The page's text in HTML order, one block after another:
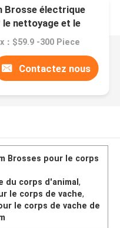
Brosse électrique
nettoyage et le
：$59.9 -300 Piece
Contactez nous
Brosses pour le corps
du corps d'animal,
le corps de vache,
le corps de vache de